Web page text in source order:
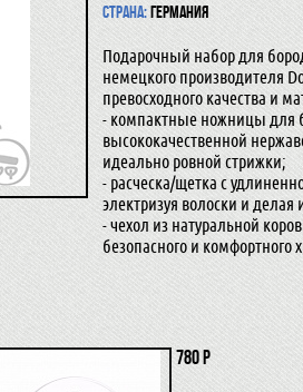
Страна:Германия
Подарочный набор для
немецкого производителя
превосходного качества и
- компактные ножницы для
высококачественной
идеально ровной стрижки;
- расческа/щетка с
электризуя волоски и
- чехол из натуральной
безопасного и комфортного
780 р